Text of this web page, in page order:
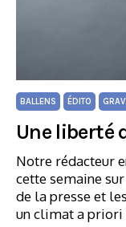
BALLENS ÉDITO
Une liberté
Notre rédacteur
cette semaine
de la presse et
un climat a priori